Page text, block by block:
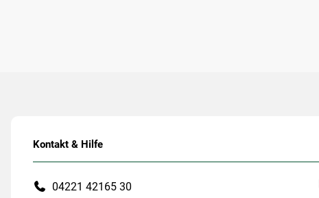
Kontakt & Hilfe
04221 42165 30